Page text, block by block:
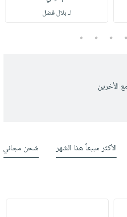
لـ بلال فضل
2
3
4
5
الأخرين
الأكثر مبيعاً هذا الشهر شحن مجاني